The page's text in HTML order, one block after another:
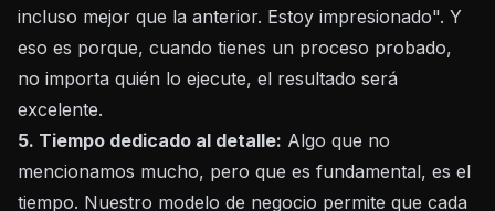
incluso mejor que la anterior. Estoy impresionado". Y
eso es porque, cuando tienes un proceso probado,
no importa quién lo ejecute, el resultado será
excelente.
5. Tiempo dedicado al detalle: Algo que no
mencionamos mucho, pero que es fundamental, es el
tiempo. Nuestro modelo de negocio permite que cada